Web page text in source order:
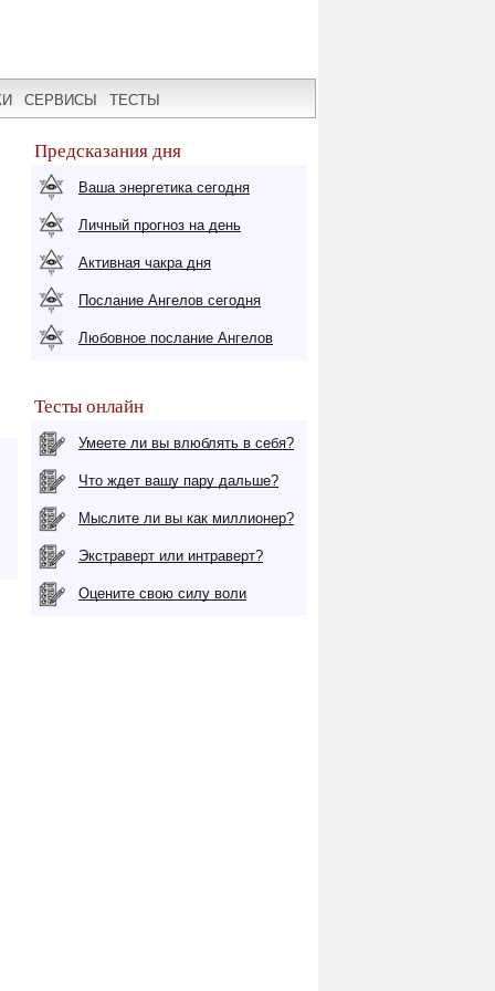
СЕРВИСЫ ТЕСТЫ
Предсказания дня
Ваша энергетика сегодня
Личный прогноз на день
Активная чакра дня
Послание Ангелов сегодня
Любовное послание Ангелов
Тесты онлайн
Умеете ли вы влюблять в себя?
Что ждет вашу пару дальше?
Мыслите ли вы как миллионер?
Экстраверт или интраверт?
Оцените свою силу воли